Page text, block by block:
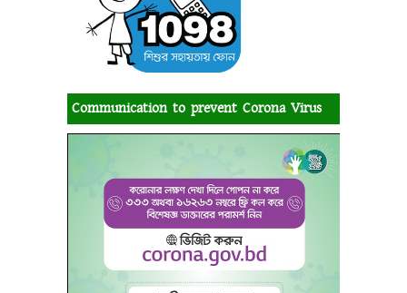
Communication to prevent Corona Virus